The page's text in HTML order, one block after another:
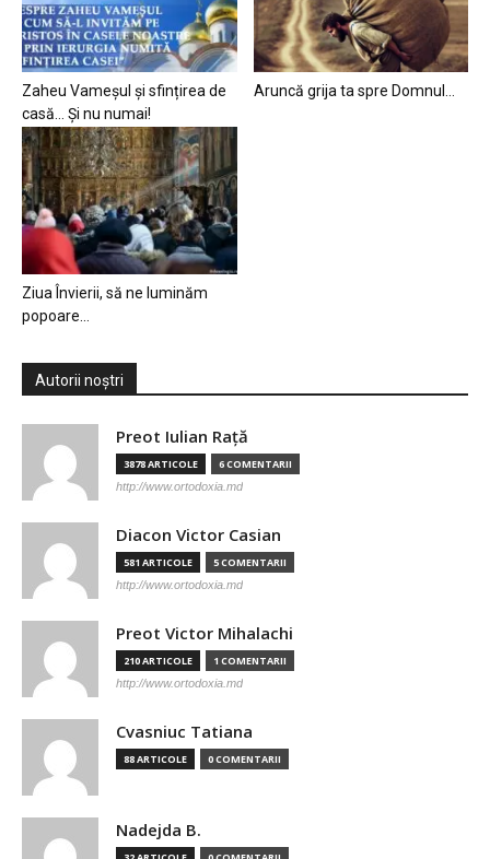
Zaheu Vameșul și sfințirea de
casă… Și nu numai!
Aruncă grija ta spre Domnul…
Ziua Învierii, să ne luminăm
popoare…
Autorii noștri
Preot Iulian Raţă
3878 ARTICOLE 6 COMENTARII
http://www.ortodoxia.md
Diacon Victor Casian
581 ARTICOLE 5 COMENTARII
http://www.ortodoxia.md
Preot Victor Mihalachi
210 ARTICOLE 1 COMENTARII
http://www.ortodoxia.md
Cvasniuc Tatiana
88 ARTICOLE 0 COMENTARII
Nadejda B.